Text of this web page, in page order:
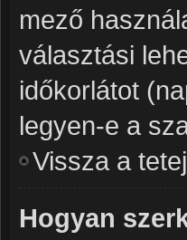
mező
választási
időkorlátot
legyen-e a
Vissza a
Hogyan